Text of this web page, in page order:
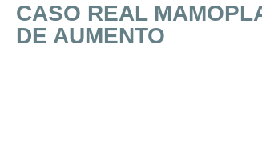
CASO REAL
DE AUMENTO